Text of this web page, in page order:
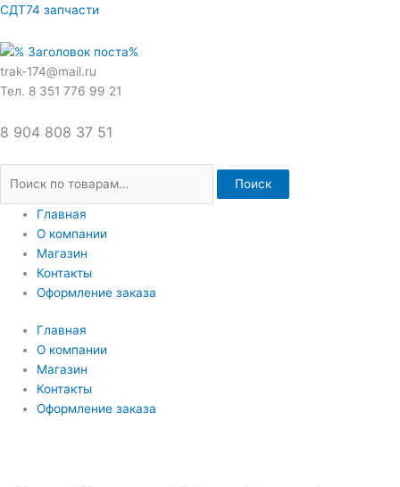
Перейти
содержимому
СДТ74 запчасти
trak-174@mail.ru
Тел. 8 351 776 99 21
8 904 808 37 51
Искать:
Поиск
Главная
О компании
Магазин
Контакты
Оформление заказа
Главная
О компании
Магазин
Контакты
Оформление заказа